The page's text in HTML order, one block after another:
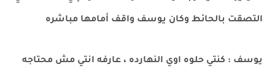
التصقت بالحائط وكان يوسف واقف أمامها مباشره
يوسف : كنتي حلوه اوي النهارده ، عارفه انتي مش محتاجه